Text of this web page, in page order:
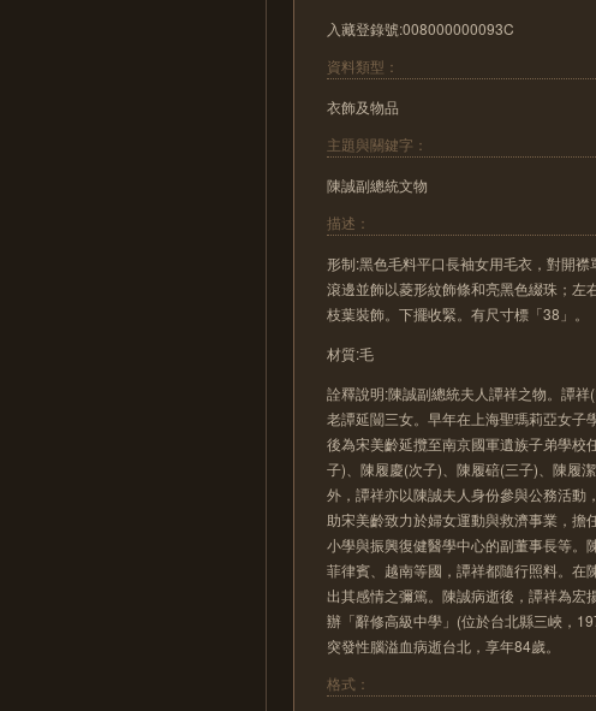
入藏登錄號:008000000093C
資料類型：
衣飾及物品
主題與關鍵字：
陳誠副總統文物
描述：
形制:黑色毛料平口長袖女用毛衣，對開
滾邊並飾以菱形紋飾條和亮黑色綴珠；左
枝葉裝飾。下擺收緊。有尺寸標「38」。
材質:毛
詮釋說明:陳誠副總統夫人譚祥之物。譚
老譚延闓三女。早年在上海聖瑪莉亞女子
後為宋美齡延攬至南京國軍遺族子弟學
子)、陳履慶(次子)、陳履碚(三子)、陳履
外，譚祥亦以陳誠夫人身份參與公務活動
助宋美齡致力於婦女運動與救濟事業，擔
小學與振興復健醫學中心的副董事長等。
菲律賓、越南等國，譚祥都隨行照料。在
出其感情之彌篤。陳誠病逝後，譚祥為宏
辦「辭修高級中學」(位於台北縣三峽，
突發性腦溢血病逝台北，享年84歲。
格式：